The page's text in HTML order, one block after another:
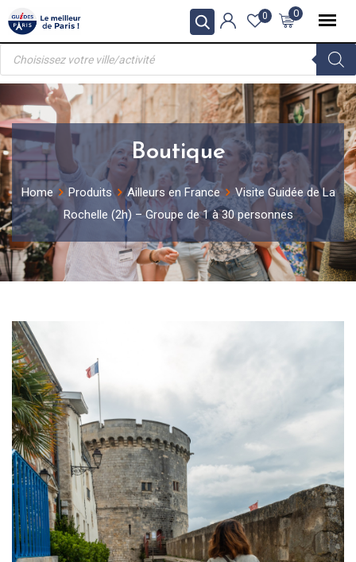
Skip
to
content
0
0
Recherche
produits
Boutique
Home Produits Ailleurs en France
Visite Guidée de La
Rochelle (2h) – Groupe de 1 à 30 personnes